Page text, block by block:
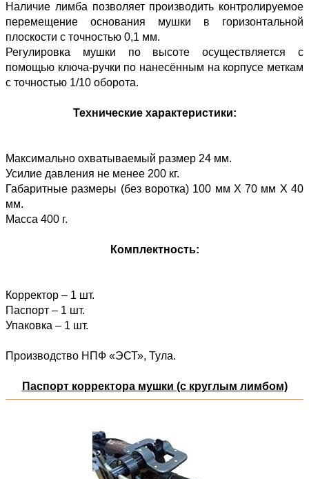
Наличие лимба позволяет производить контролируемое
перемещение основания мушки в горизонтальной
плоскости с точностью 0,1 мм.
Регулировка мушки по высоте осуществляется с
помощью ключа-ручки по нанесённым на корпусе меткам
с точностью 1/10 оборота.
Технические характеристики:
Максимально охватываемый размер 24 мм.
Усилие давления не менее 200 кг.
Габаритные размеры (без воротка) 100 мм Х 70 мм Х 40
мм.
Масса 400 г.
Комплектность:
Корректор – 1 шт.
Паспорт – 1 шт.
Упаковка – 1 шт.
Производство НПФ «ЭСТ», Тула.
Паспорт корректора мушки (с круглым лимбом)